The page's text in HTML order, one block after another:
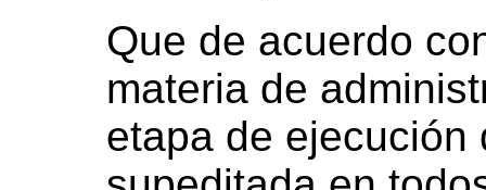
Que de acuerdo
materia de
etapa de ejecución